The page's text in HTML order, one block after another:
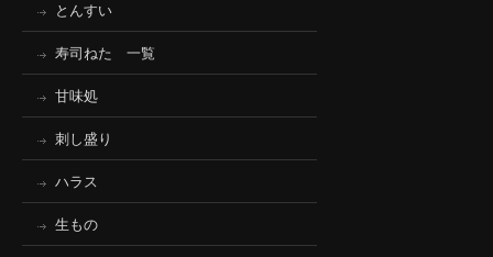
とんすい
寿司ねた 一覧
甘味処
刺し盛り
ハラス
生もの